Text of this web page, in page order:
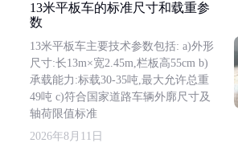
13米平板车的标准尺寸和载重参
数
13米平板车主要技术参数包括: a)外形
尺寸:长13m×宽2.45m,栏板高55cm b)
承载能力:标载30-35吨,最大允许总重
49吨 c)符合国家道路车辆外廓尺寸及
轴荷限值标准
2026年8月11日